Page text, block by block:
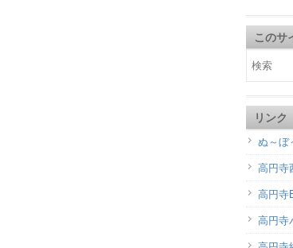
このサ
リンク
ぬ～ぼ
高円寺
高円寺
高円寺